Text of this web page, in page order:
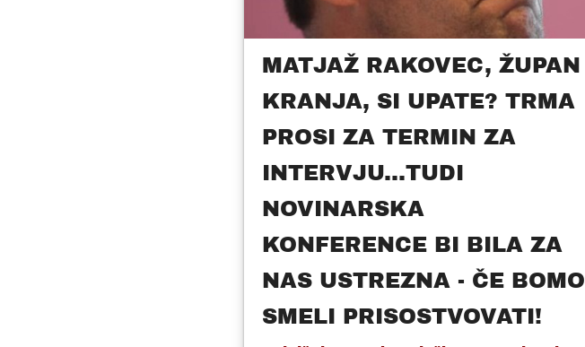
MATJAŽ RAKOVEC, ŽUPAN
KRANJA, SI UPATE? TRMA
PROSI ZA TERMIN ZA
INTERVJU...TUDI
NOVINARSKA
KONFERENCE BI BILA ZA
NAS USTREZNA - ČE BOMO
SMELI PRISOSTVOVATI!